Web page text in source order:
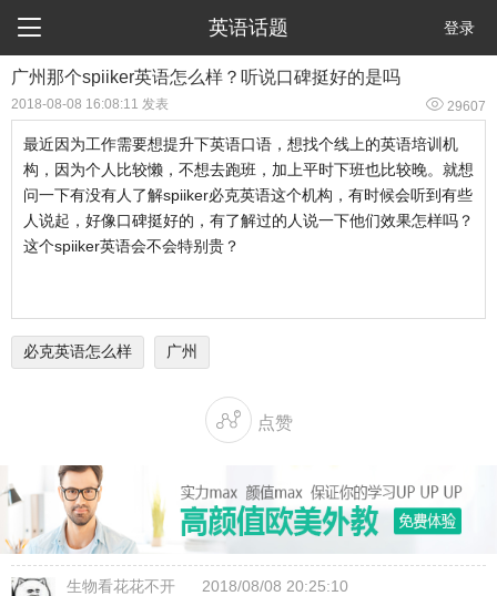
 英语话题 登录
广州那个spiiker英语怎么样？听说口碑挺好的是吗
2018-08-08 16:08:11 发表  29607
最近因为工作需要想提升下英语口语，想找个线上的英语培训机
构，因为个人比较懒，不想去跑班，加上平时下班也比较晚。就想
问一下有没有人了解spiiker必克英语这个机构，有时候会听到有些
人说起，好像口碑挺好的，有了解过的人说一下他们效果怎样吗？
这个spiiker英语会不会特别贵？
必克英语怎么样 广州
 点赞
生物看花花不开
2018/08/08 20:25:10